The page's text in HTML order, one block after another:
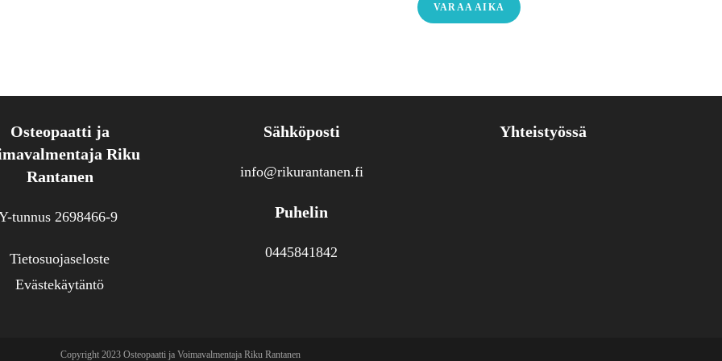
VARAA AIKA
Osteopaatti ja
Riku
Rantanen
tunnus 2698466-9
Tietosuojaseloste
Evästekäytäntö
Sähköposti
info@rikurantanen.fi
Puhelin
0445841842
Yhteistyössä
Copyright 2023 Osteopaatti ja Voimavalmentaja Riku Rantanen